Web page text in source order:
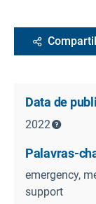
Data de
2022
Palavras-
emergency,
support